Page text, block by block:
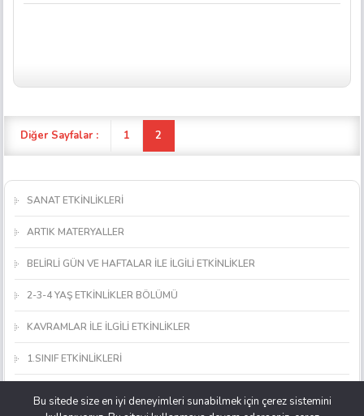
Diğer Sayfalar : 1 2
SANAT ETKİNLİKLERİ
ARTIK MATERYALLER
BELİRLİ GÜN VE HAFTALAR İLE İLGİLİ ETKİNLİKLER
2-3-4 YAŞ ETKİNLİKLER BÖLÜMÜ
KAVRAMLAR İLE İLGİLİ ETKİNLİKLER
1.SINIF ETKİNLİKLERİ
Bu sitede size en iyi deneyimleri sunabilmek için çerez sistemini